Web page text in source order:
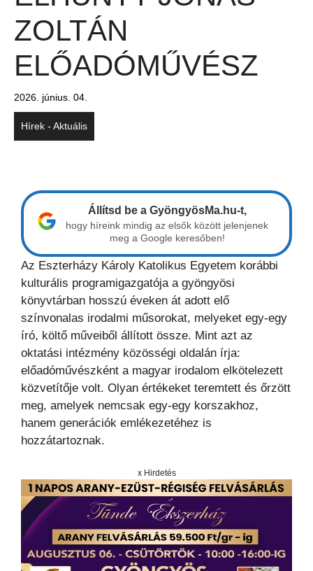
ZOLTÁN
ELŐADÓMŰVÉSZ
2026. június. 04.
Hírek - Aktuális
Állítsd be a GyöngyösMa.hu-t,
hogy híreink mindig az elsők között jelenjenek
meg a Google keresőben!
Az Eszterházy Károly Katolikus Egyetem korábbi
kulturális programigazgatója a gyöngyösi
könyvtárban hosszú éveken át adott elő
színvonalas irodalmi műsorokat, melyeket egy-egy
író, költő műveiből állított össze. Mint azt az
oktatási intézmény közösségi oldalán írja:
előadóművészként a magyar irodalom elkötelezett
közvetítője volt. Olyan értékeket teremtett és őrzött
meg, amelyek nemcsak egy-egy korszakhoz,
hanem generációk emlékezetéhez is
hozzátartoznak.
x Hirdetés